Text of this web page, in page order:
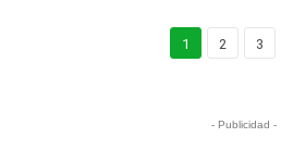
1 2 3
- Publicidad -